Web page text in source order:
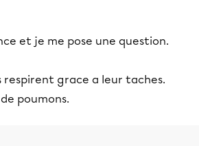
et je me pose une question.
respirent grace a leur taches.
poumons.